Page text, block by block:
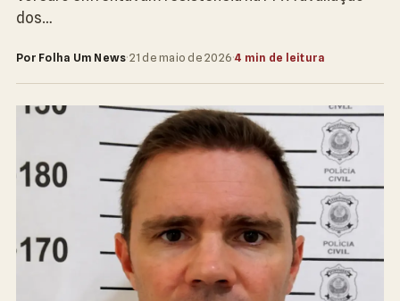
dos…
Por Folha Um News·21 de maio de 2026·4 min de leitura